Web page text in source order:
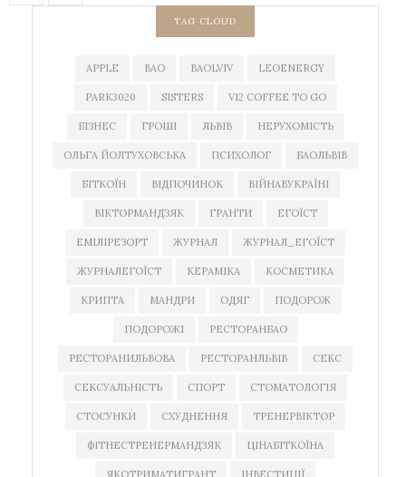
TAG CLOUD
APPLE BAO BAOLVIV LEOENERGY
PARK3020 SISTERS V12 COFFEE TO GO
БІЗНЕС ГРОШІ ЛЬВІВ НЕРУХОМІСТЬ
ОЛЬГА ЙОЛТУХОВСЬКА ПСИХОЛОГ БАОЛЬВІВ
БІТКОЇН ВІДПОЧИНОК ВІЙНАВУКРАЇНІ
ВІКТОРМАНДЗЯК ГРАНТИ ЕГОЇСТ
ЕМІЛІРЕЗОРТ ЖУРНАЛ ЖУРНАЛ_ЕГОЇСТ
ЖУРНАЛЕГОЇСТ КЕРАМІКА КОСМЕТИКА
КРИПТА МАНДРИ ОДЯГ ПОДОРОЖ
ПОДОРОЖІ РЕСТОРАНБАО
РЕСТОРАНИЛЬВОВА РЕСТОРАНЛЬВІВ СЕКС
СЕКСУАЛЬНІСТЬ СПОРТ СТОМАТОЛОГІЯ
СТОСУНКИ СХУДНЕННЯ ТРЕНЕРВІКТОР
ФІТНЕСТРЕНЕРМАНДЗЯК ЦІНАБІТКОЇНА
ЯКОТРИМАТИГРАНТ ІНВЕСТИЦІЇ